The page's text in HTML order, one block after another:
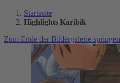
Startseite
Highlights Karibik
Zum Ende der Bildergalerie springen